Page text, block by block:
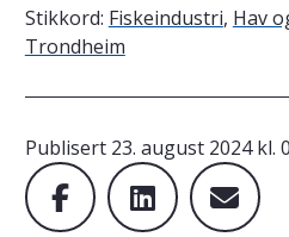
Stikkord: Fiskeindustri, Hav
Trondheim
Publisert 23. august 2024 kl.